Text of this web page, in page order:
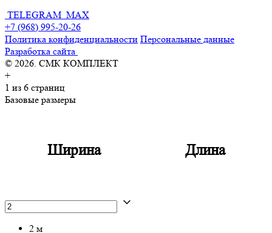
TELEGRAM MAX
+7 (968) 995-20-26
Политика конфиденциальности Персональные данные
Разработка сайта
© 2026. СМК КОМПЛЕКТ
+
1 из 6 страниц
Базовые размеры
Ширина Длина
2 м